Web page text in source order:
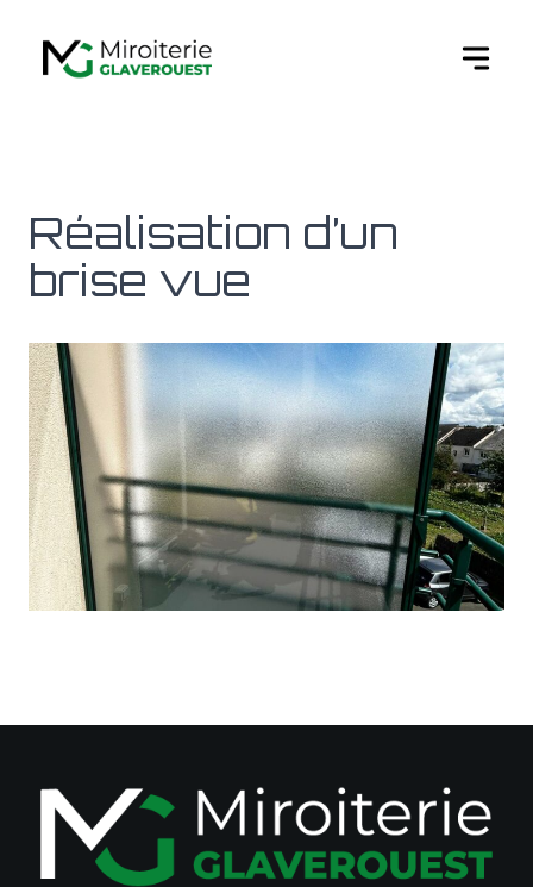
Réalisation d’un
brise vue